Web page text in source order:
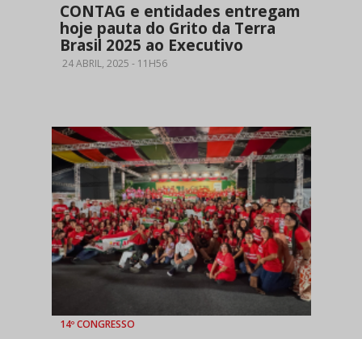
CONTAG e entidades entregam
hoje pauta do Grito da Terra
Brasil 2025 ao Executivo
24 ABRIL, 2025 - 11H56
14º CONGRESSO